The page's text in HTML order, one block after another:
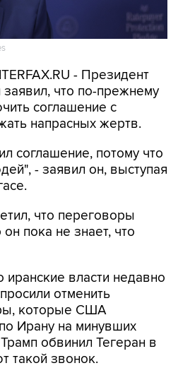
- Президент
что по-прежнему
соглашение с
напрасных жертв.
соглашение, потому что
- заявил он, выступая
что переговоры
пока не знает, что
иранские власти недавно
отменить
которые США
Ирану на минувших
обвинил Тегеран в
такой звонок.